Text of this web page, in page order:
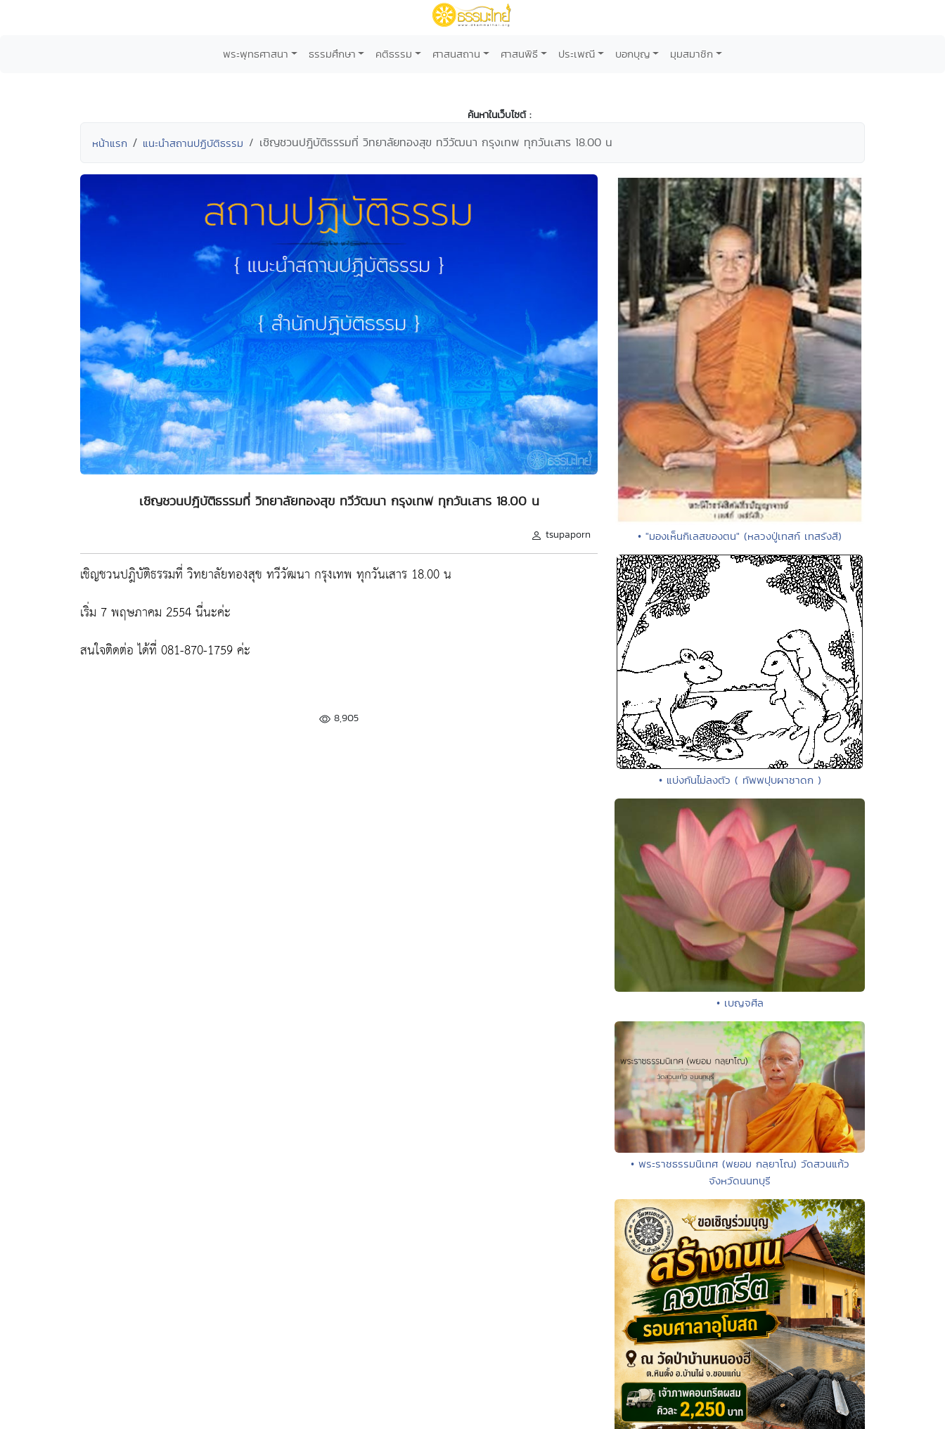
พระพุทธศาสนา ธรรมศึกษา คติธรรม ศาสนสถาน ศาสนพิธี ประเพณี บอกบุญ มุมสมาชิก
ค้นหาในเว็บไซต์ :
หน้าแรก แนะนำสถานปฏิบัติธรรม เชิญชวนปฎิบัติธรรมที่ วิทยาลัยทองสุข ทวีวัฒนา กรุงเทพ ทุกวันเสาร 18.00 น
เชิญชวนปฎิบัติธรรมที่ วิทยาลัยทองสุข ทวีวัฒนา กรุงเทพ ทุกวันเสาร 18.00 น
tsupaporn
เชิญชวนปฎิบัติธรรมที่ วิทยาลัยทองสุข ทวีวัฒนา กรุงเทพ ทุกวันเสาร 18.00 น
เริ่ม 7 พฤษภาคม 2554 นี่นะค่ะ
สนใจติดต่อ ได้ที่ 081-870-1759 ค่ะ
8,905
• "มองเห็นกิเลสของตน" (หลวงปู่เทสก์ เทสรังสี)
• แบ่งกันไม่ลงตัว ( ทัพพปุบผาชาดก )
• เบญจศีล
• พระราชธรรมนิเทศ (พยอม กลฺยาโณ) วัดสวนแก้ว
จังหวัดนนทบุรี